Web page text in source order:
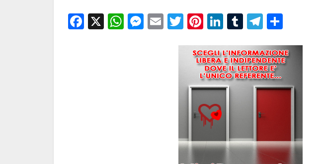
Facebook
X WhatsApp
Messenger
EmailTwitter
Pinterest
LinkedIn
TumblrTelegram